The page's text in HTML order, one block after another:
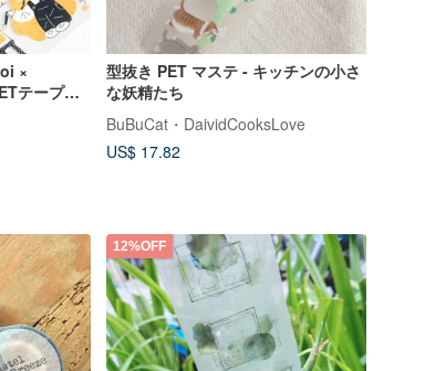
×
テープ】
型抜き PET マステ - キッチンの小さ
な妖精たち
BuBuCat・DaividCooksLove
US$ 17.82
12%OFF